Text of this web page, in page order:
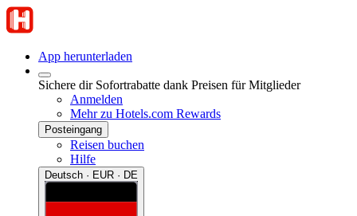
App herunterladen
Sichere dir Sofortrabatte dank Preisen für Mitglieder
Anmelden
Mehr zu Hotels.com Rewards
Posteingang
Reisen buchen
Hilfe
Deutsch · EUR · DE